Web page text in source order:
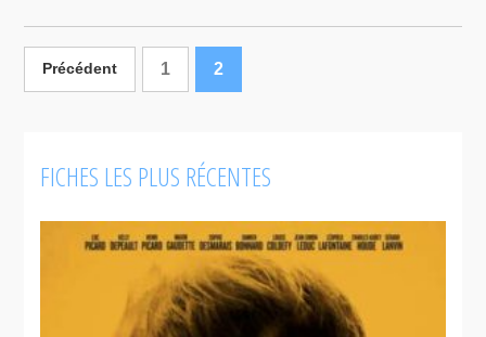
Précédent 1 2
FICHES LES PLUS RÉCENTES